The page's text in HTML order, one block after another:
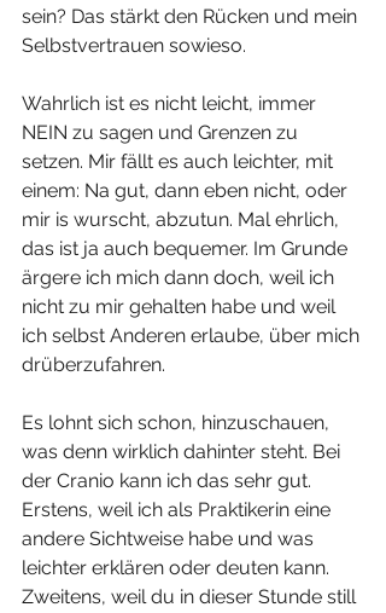
sein? Das stärkt den Rücken und mein
Selbstvertrauen sowieso.
Wahrlich ist es nicht leicht, immer
NEIN zu sagen und Grenzen zu
setzen. Mir fällt es auch leichter, mit
einem: Na gut, dann eben nicht, oder
mir is wurscht, abzutun. Mal ehrlich,
das ist ja auch bequemer. Im Grunde
ärgere ich mich dann doch, weil ich
nicht zu mir gehalten habe und weil
ich selbst Anderen erlaube, über mich
drüberzufahren.
Es lohnt sich schon, hinzuschauen,
was denn wirklich dahinter steht. Bei
der Cranio kann ich das sehr gut.
Erstens, weil ich als Praktikerin eine
andere Sichtweise habe und was
leichter erklären oder deuten kann.
Zweitens, weil du in dieser Stunde still